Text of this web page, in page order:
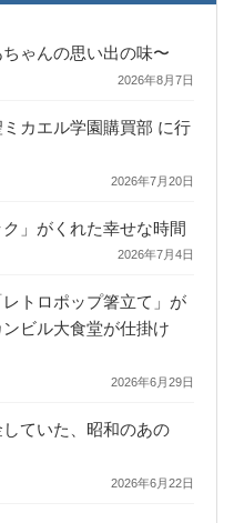
ゃんの思い出の味〜
2026年8月7日
カエル学園購買部 に行
2026年7月20日
」がくれた幸せな時間
2026年7月4日
レトロポップ箸立て」が
ビル大食堂が仕掛け
2026年6月29日
していた、昭和のあの
2026年6月22日